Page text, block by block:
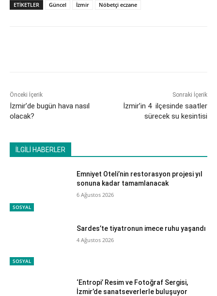
ETİKETLER
Güncel İzmir Nöbetçi eczane
Önceki İçerik
İzmir’de bugün hava nasıl
olacak?
Sonraki İçerik
İzmir’in 4 ilçesinde saatler
sürecek su kesintisi
İLGİLİ HABERLER
SOSYAL
Emniyet Oteli’nin restorasyon projesi yıl
sonuna kadar tamamlanacak
6 Ağustos 2026
SOSYAL
Sardes’te tiyatronun imece ruhu yaşandı
4 Ağustos 2026
‘Entropi’ Resim ve Fotoğraf Sergisi,
İzmir’de sanatseverlerle buluşuyor